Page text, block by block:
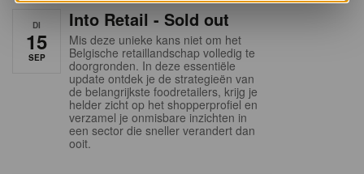
DI
15
SEP
Into Retail - Sold out
Mis deze unieke kans niet om het
Belgische retaillandschap volledig te
doorgronden. In deze essentiële
update ontdek je de strategieën van
de belangrijkste foodretailers, krijg je
helder zicht op het shopperprofiel en
verzamel je onmisbare inzichten in
een sector die sneller verandert dan
ooit.